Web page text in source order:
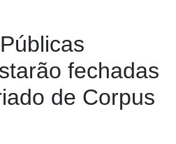
fechadas
de Corpus